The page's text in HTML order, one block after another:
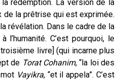
rédemption. La version de la
de la prêtrise qui est exprimée.
révélation. Dans le cadre de la
l’humanité. C’est pourquoi, le
livre] (qui incarne plus
de Torat Cohanim, “la loi des
Vayikra, “et il appela”. C’est